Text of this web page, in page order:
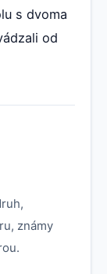
s dvoma
od
známy